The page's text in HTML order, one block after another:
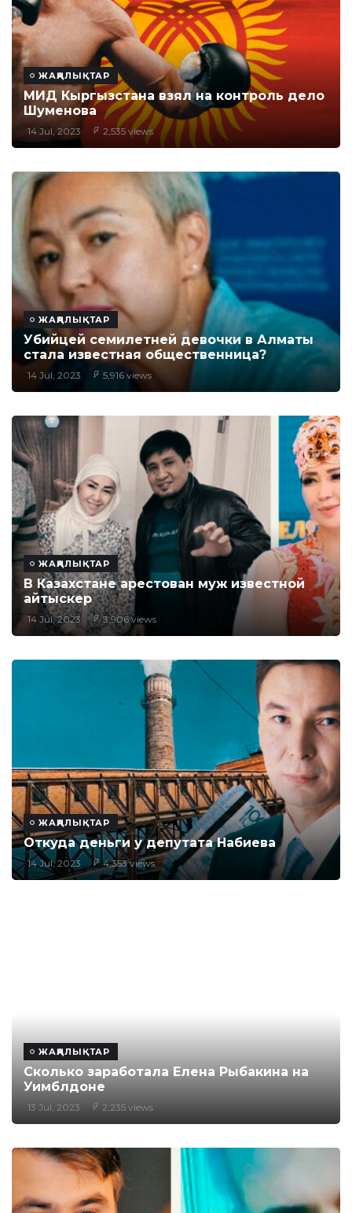
ЖАҢАЛЫҚТАР
МИД Кыргызстана взял на контроль дело
Шуменова
14 Jul, 2023 2,535 views
ЖАҢАЛЫҚТАР
Убийцей семилетней девочки в Алматы
стала известная общественница?
14 Jul, 2023 5,916 views
ЖАҢАЛЫҚТАР
В Казахстане арестован муж известной
айтыскер
14 Jul, 2023 3,906 views
ЖАҢАЛЫҚТАР
Откуда деньги у депутата Набиева
14 Jul, 2023 4,353 views
ЖАҢАЛЫҚТАР
Сколько заработала Елена Рыбакина на
Уимблдоне
13 Jul, 2023 2,235 views